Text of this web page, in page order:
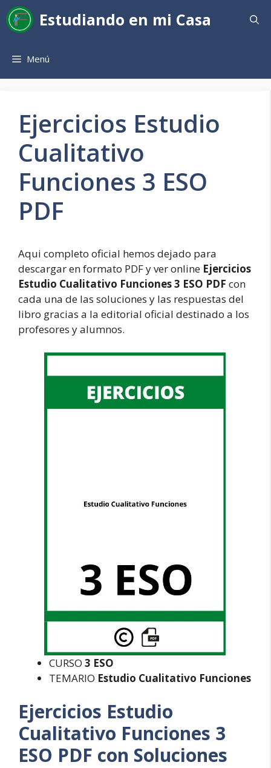
Saltar
al
contenido
Estudiando en mi Casa
Menú
Ejercicios Estudio
Cualitativo
Funciones 3 ESO
PDF
Aqui completo oficial hemos dejado para
descargar en formato PDF y ver online Ejercicios
Estudio Cualitativo Funciones 3 ESO PDF con
cada una de las soluciones y las respuestas del
libro gracias a la editorial oficial destinado a los
profesores y alumnos.
CURSO 3 ESO
TEMARIO Estudio Cualitativo Funciones
Ejercicios Estudio
Cualitativo Funciones 3
ESO PDF con Soluciones